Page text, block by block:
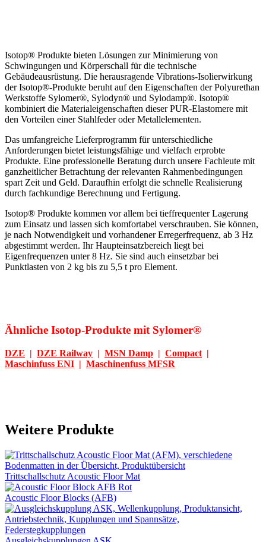
Isotop® Produkte bieten Lösungen zur Minimierung von
Schwingungen und Körperschall für die technische
Gebäudeausrüstung. Die herausragende Vibrations-Isolierwirkung
der Isotop®-Produkte beruht auf den Eigenschaften der Polyurethan
Werkstoffe Sylomer®, Sylodyn® und Sylodamp®. Isotop®
kombiniert die Materialeigenschaften dieser PUR-Elastomere mit
den Vorteilen einer Stahlfeder oder Metallelementen.
Das umfangreiche Lieferprogramm für unterschiedliche
Anforderungen bietet leistungsfähige und vielfach erprobte
Produkte. Eine professionelle Beratung durch unsere Fachleute mit
ganzheitlicher Betrachtung der relevanten Rahmenbedingungen
spart Zeit und Geld. Daraufhin erfolgt die schnelle Realisierung
durch fachkundige Berechnung und Fertigung.
Isotop® Produkte kommen vor allem bei tieffrequenter Lagerung
zum Einsatz und lassen sich komfortabel verschrauben. Sie können,
je nach Notwendigkeit und vorhandener Erregerfrequenz, ab 3 Hz
abgestimmt werden. Ihr Haupteinsatzbereich liegt bei
Eigenfrequenzen unter 8 Hz. Sie sind auch einsetzbar bei
Punktlasten von 2 kg bis zu 5,5 t pro Element.
Ähnliche Isotop-Produkte mit Sylomer®
DZE | DZE Railway | MSN Damp | Compact |
Maschinfuss ENI | Maschinenfuss MFSR
Weitere Produkte
Trittschallschutz Acoustic Floor Mat
Acoustic Floor Blocks (AFB)